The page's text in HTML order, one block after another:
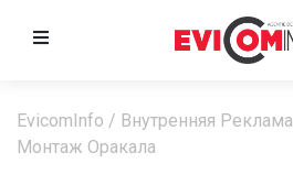
EvicomInfo / Внутренняя Реклама
Монтаж Оракала